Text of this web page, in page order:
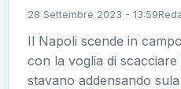
28 Settembre 2023 - 13:59
Il Napoli scende in
con la voglia di scacciare
stavano addensando